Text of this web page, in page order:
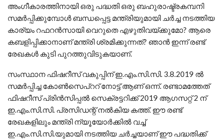
അംഗീകാരത്തിനായി ഒരു പദ്ധതി ഒരു ബഹുരാഷ്ട്രകമ്പനി
സമര്‍പ്പിക്കുമ്പോള്‍ ബന്ധപ്പെട്ട മന്ത്രിയുമായി ചര്‍ച്ച നടത്തിയ
കാര്യം റഫറന്‍സായി വെറുതെ എഴുതിവയ്ക്കുമോ? ആരെ
കബളിപ്പിക്കാനാണ് മന്ത്രി ശ്രമിക്കുന്നത്? ഞാന്‍ ഇന്ന് രണ്ട്
രേഖകള്‍ കുടി പുറത്തുവിടുകയാണ്.
സംസ്ഥാന ഫിഷറീസ് വകുപ്പിന് ഇ.എം.സി.സി. 3.8.2019 ല്‍
സമര്‍പ്പിച്ച കോണ്‍സെപ്ററ് നോട്ട് ആണ് ഒന്ന്. രണ്ടാമത്തേത്
ഫിഷറീസ് പ്രിന്‍സിപ്പല്‍ സെക്രട്ടറിക്ക് 2019 ആഗസറ്റ് 2 ന്
ഇ.എം.സി.സി. പ്രസിഡന്റ് നല്‍കിയ കത്ത്. ഈ രണ്ട്
രേഖകളിലും മന്ത്രി ന്യൂയോര്‍ക്കില്‍ വച്ച്
ഇ.എം.സി.സി.യുമായി നടത്തിയ ചര്‍ച്ചയാണ് ഈ പദ്ധതിക്ക്